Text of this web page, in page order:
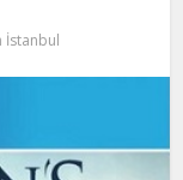
İstanbul